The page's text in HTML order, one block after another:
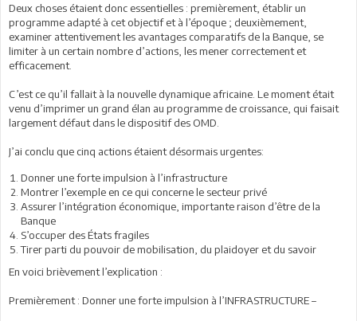
Deux choses étaient donc essentielles : premièrement, établir un
programme adapté à cet objectif et à l’époque ; deuxièmement,
examiner attentivement les avantages comparatifs de la Banque, se
limiter à un certain nombre d’actions, les mener correctement et
efficacement.
C’est ce qu’il fallait à la nouvelle dynamique africaine. Le moment était
venu d’imprimer un grand élan au programme de croissance, qui faisait
largement défaut dans le dispositif des OMD.
J’ai conclu que cinq actions étaient désormais urgentes:
Donner une forte impulsion à l’infrastructure
Montrer l’exemple en ce qui concerne le secteur privé
Assurer l’intégration économique, importante raison d’être de la
Banque
S’occuper des États fragiles
Tirer parti du pouvoir de mobilisation, du plaidoyer et du savoir
En voici brièvement l’explication :
Premièrement : Donner une forte impulsion à l’INFRASTRUCTURE –